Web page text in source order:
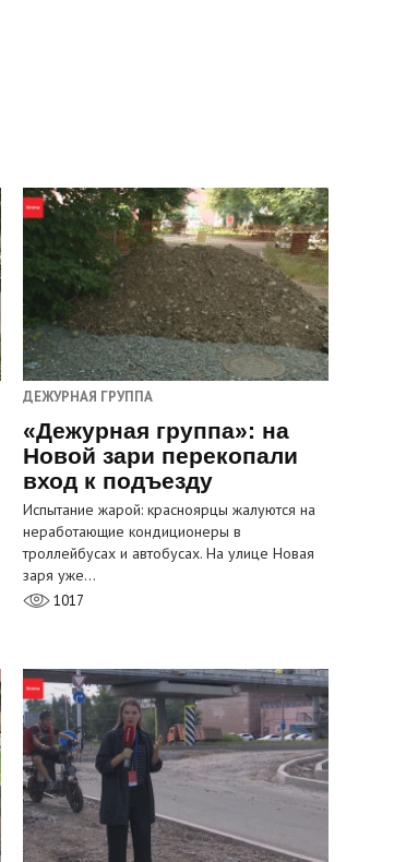
ДЕЖУРНАЯ ГРУППА
«Дежурная группа»: на
Новой зари перекопали
вход к подъезду
Испытание жарой: красноярцы жалуются на
неработающие кондиционеры в
троллейбусах и автобусах. На улице Новая
заря уже…
1017